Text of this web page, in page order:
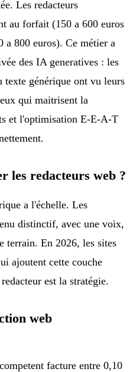
Les redacteurs
au forfait (150 a 600 euros
a 800 euros). Ce métier a
des IA generatives : les
texte générique ont vu leurs
qui maitrisent la
et l'optimisation E-E-A-T
les redacteurs web ?
a l'échelle. Les
distinctif, avec une voix,
terrain. En 2026, les sites
ajoutent cette couche
est la stratégie.
web
facture entre 0,10